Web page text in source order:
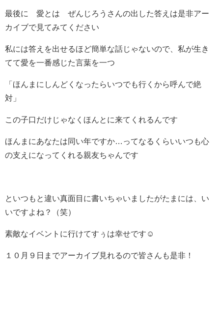
最後に 愛とは ぜんじろうさんの出した答えは是非アー
カイブで見てみてください
私には答えを出せるほど簡単な話じゃないので、私が生き
てて愛を一番感じた言葉を一つ
「ほんまにしんどくなったらいつでも行くから呼んで絶
対」
この子口だけじゃなくほんとに来てくれるんです
ほんまにあなたは同い年ですか…ってなるくらいいつも心
の支えになってくれる親友ちゃんです
といつもと違い真面目に書いちゃいましたがたまには、い
いですよね？（笑）
素敵なイベントに行けてすぅは幸せです☺
１０月９日までアーカイブ見れるので皆さんも是非！